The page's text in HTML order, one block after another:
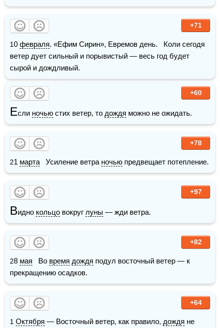
+71
10 февраля. «Ефим Сирин», Евремов день.   Коли сегодя
ветер дует сильный и порывистый — весь год будет
сырой и дождливый.
+60
Если ночью стих ветер, то дождя можно не ожидать.
+78
21 марта
   Усиление ветра
ночью предвещает потепление.
+97
Видно кольцо вокруг луны — жди ветра.
+82
28 мая
   Во
время дождя подул восточный ветер — к
прекращению осадков.
+64
Октября — Восточный ветер, как правило, дождя не